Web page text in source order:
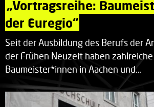
„Vortragsreihe:
der Euregio“
Seit der Ausbildung des Berufs der
der Frühen Neuzeit haben
Baumeister*innen in Aachen und…